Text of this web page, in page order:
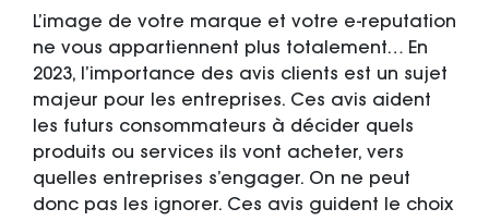
L’image de votre marque et votre e-reputation
ne vous appartiennent plus totalement… En
2023, l’importance des avis clients est un sujet
majeur pour les entreprises. Ces avis aident
les futurs consommateurs à décider quels
produits ou services ils vont acheter, vers
quelles entreprises s’engager. On ne peut
donc pas les ignorer. Ces avis guident le choix